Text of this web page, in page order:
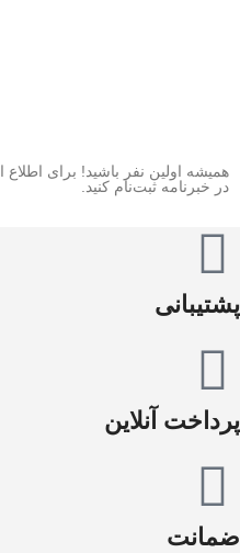
همیشه اولین نفر باشید! برای اطلاع
در خبرنامه ثبت‌نام کنید.
پشتیبانی
پرداخت آنلاین
ضمانت